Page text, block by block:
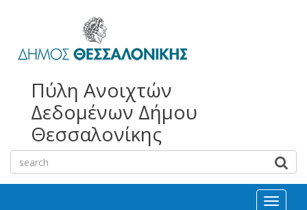
bayan
escort
escort
Πύλη Ανοιχτών
Δεδομένων Δήμου
Θεσσαλονίκης
Toggle